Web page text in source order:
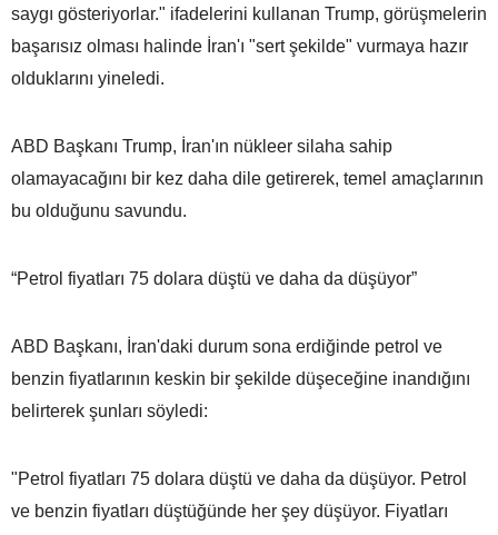
saygı gösteriyorlar." ifadelerini kullanan Trump, görüşmelerin
başarısız olması halinde İran'ı "sert şekilde" vurmaya hazır
olduklarını yineledi.
ABD Başkanı Trump, İran'ın nükleer silaha sahip
olamayacağını bir kez daha dile getirerek, temel amaçlarının
bu olduğunu savundu.
“Petrol fiyatları 75 dolara düştü ve daha da düşüyor”
ABD Başkanı, İran'daki durum sona erdiğinde petrol ve
benzin fiyatlarının keskin bir şekilde düşeceğine inandığını
belirterek şunları söyledi:
"Petrol fiyatları 75 dolara düştü ve daha da düşüyor. Petrol
ve benzin fiyatları düştüğünde her şey düşüyor. Fiyatları